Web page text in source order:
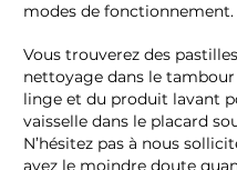
modes de fonctionnement.
Vous trouverez des
nettoyage dans le
linge et du produit lavant
vaisselle dans le placard
N’hésitez pas à nous
avez le moindre doute